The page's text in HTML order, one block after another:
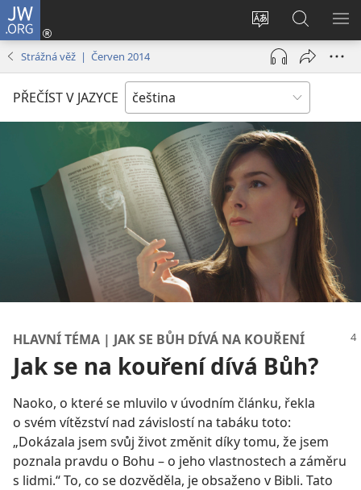
JW.ORG
Změnit
jazyk
stránek
Přihlásit
se
(otevřeno
okno)
Hledat
na
JW.ORG
Strážná věž | Červen 2014
PŘEČÍST V JAZYCE
HLAVNÍ TÉMA | JAK SE BŮH DÍVÁ NA KOUŘENÍ
Jak se na kouření dívá Bůh?
Naoko, o které se mluvilo v úvodním článku, řekla
o svém vítězství nad závislostí na tabáku toto:
„Dokázala jsem svůj život změnit díky tomu, že jsem
poznala pravdu o Bohu – o jeho vlastnostech a záměru
s lidmi.“ To, co se dozvěděla, je obsaženo v Bibli. Tato